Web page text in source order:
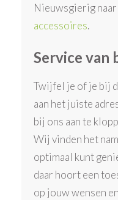
Nieuwsgierig
accessoires.
Service van
Twijfel je of je bij
aan het juiste
bij ons aan te
Wij vinden het
optimaal kunt
daar hoort een
op jouw wensen